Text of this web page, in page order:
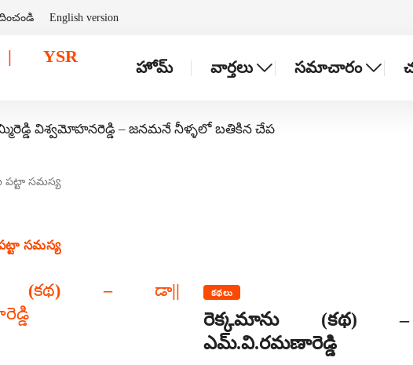
English version
హోమ్ వార్తలు సమాచారం
విశ్వమోహనరెడ్డి – జనమనే నీళ్ళలో బతికిన చేప
సమస్య
సమస్య
కథలు
రెక్కమాను (కథ)
ఎమ్‌.వి.రమణారెడ్డి